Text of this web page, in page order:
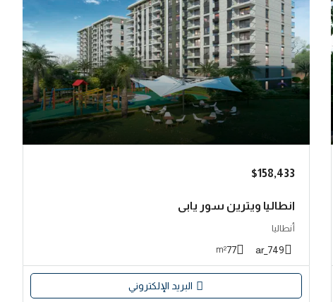
$158,433
انطاليا ويترين سور يابي
أنطاليا
749_ar
77
m²
البريد الإلكتروني